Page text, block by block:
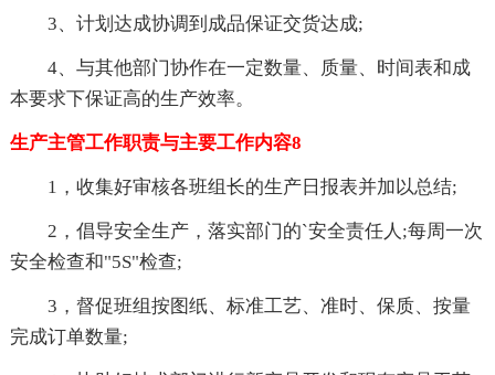
3、计划达成协调到成品保证交货达成;
4、与其他部门协作在一定数量、质量、时间表和成
本要求下保证高的生产效率。
生产主管工作职责与主要工作内容8
1，收集好审核各班组长的生产日报表并加以总结;
2，倡导安全生产，落实部门的`安全责任人;每周一次
安全检查和"5S"检查;
3，督促班组按图纸、标准工艺、准时、保质、按量
完成订单数量;